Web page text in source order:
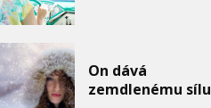
On dává
zemdlenému sílu